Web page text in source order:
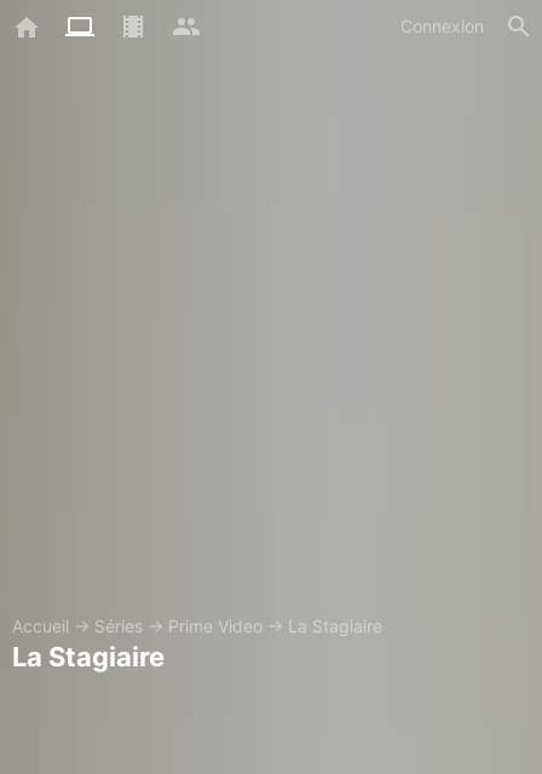
Connexion
Accueil → Séries → Prime Video → La Stagiaire
La Stagiaire